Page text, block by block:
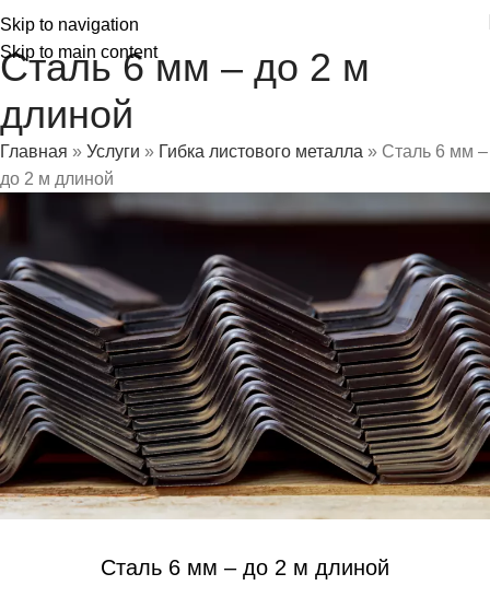
Skip to navigation
Skip to main content
Сталь 6 мм – до 2 м
длиной
Главная » Услуги » Гибка листового металла » Сталь 6 мм –
до 2 м длиной
Сталь 6 мм – до 2 м длиной